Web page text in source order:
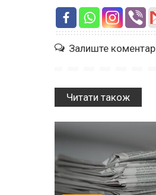
Залиште коментар
Читати також